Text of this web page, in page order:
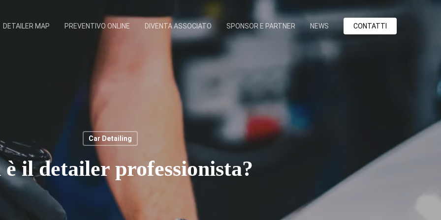
DETAILER MAP PREVENTIVO ONLINE DIVENTA ASSOCIATO SPONSOR E PARTNER NEWS CONTATTI
Car Detailing
il detailer professionista?